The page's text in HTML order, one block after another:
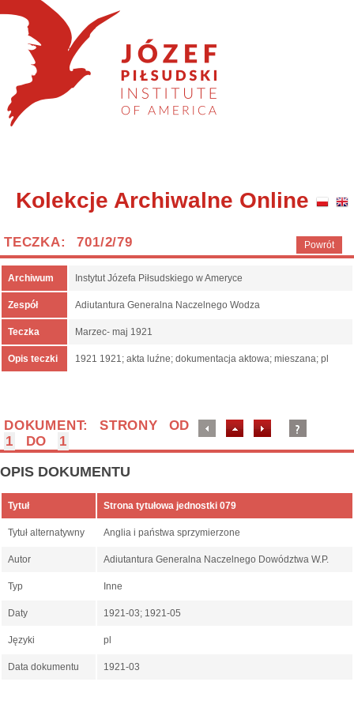
Kolekcje Archiwalne Online
Powrót
TECZKA: 701/2/79
Archiwum Instytut Józefa Piłsudskiego w Ameryce
Zespół Adiutantura Generalna Naczelnego Wodza
Teczka Marzec- maj 1921
Opis teczki 1921 1921; akta luźne; dokumentacja aktowa; mieszana; pl
DOKUMENT: STRONY OD
1
DO 1
OPIS DOKUMENTU
Tytuł Strona tytułowa jednostki 079
Tytuł alternatywny Anglia i państwa sprzymierzone
Autor Adiutantura Generalna Naczelnego Dowództwa W.P.
Typ Inne
Daty 1921-03; 1921-05
Języki pl
Data dokumentu 1921-03